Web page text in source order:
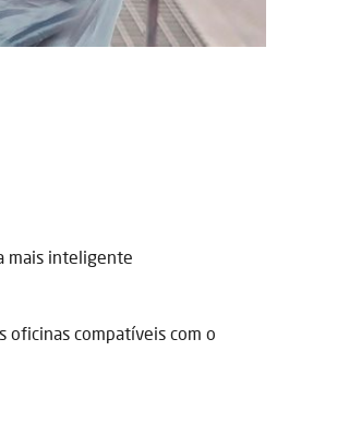
mais inteligente
oficinas compatíveis com o